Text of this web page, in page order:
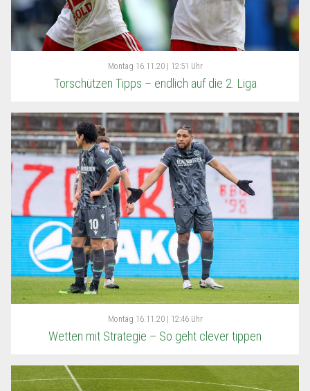
Montag 16.11.20 | 12:51 Uhr
Torschützen Tipps – endlich auf die 2. Liga
Montag 16.11.20 | 12:46 Uhr
Wetten mit Strategie – So geht clever tippen